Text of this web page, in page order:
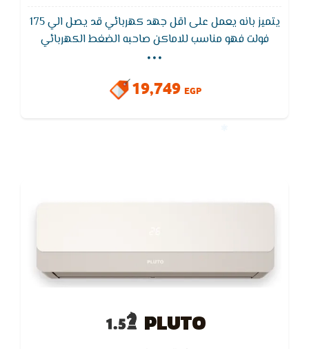
يتميز بانه يعمل على اقل جهد كهربائي قد يصل الي 175
فولت فهو مناسب للاماكن صاحبه الضغط الكهربائي
الضعيف وايضا يتميز تكييف هاير سوبر فاست بشاشة
التكييف و الغرفه
...
19,749 EGP
PLUTO